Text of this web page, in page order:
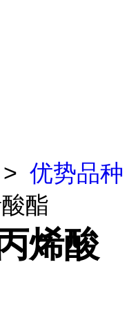
> 优势品种
酯
烯酸